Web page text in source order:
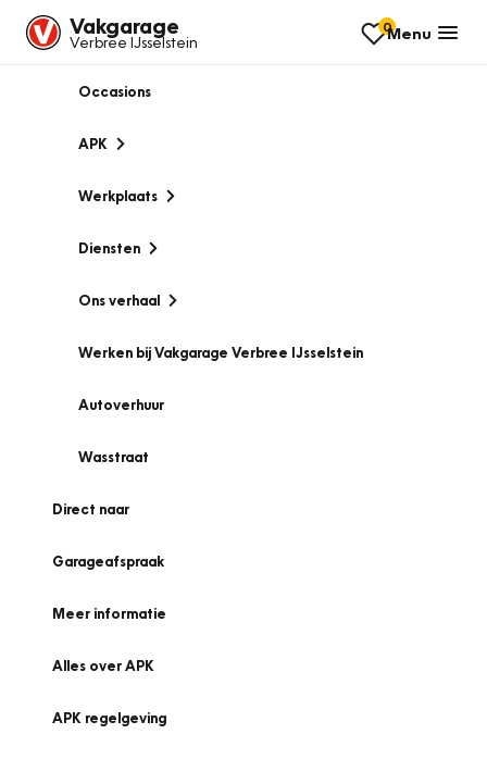
Vakgarage
Verbree IJsselstein
0Menu
Occasions
APK
Werkplaats
Diensten
Ons verhaal
Werken bij Vakgarage Verbree IJsselstein
Autoverhuur
Wasstraat
Direct naar
Garageafspraak
Meer informatie
Alles over APK
APK regelgeving